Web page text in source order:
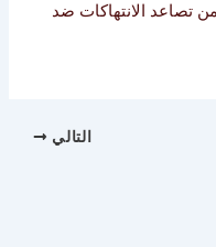
ضد